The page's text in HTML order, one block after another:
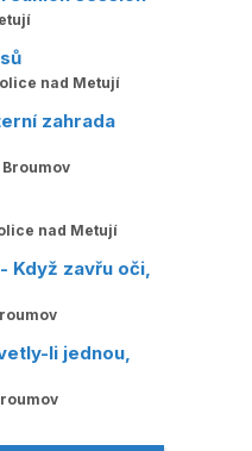
nad Metují
zahrada
Broumov
nad Metují
Když zavřu oči,
li jednou,